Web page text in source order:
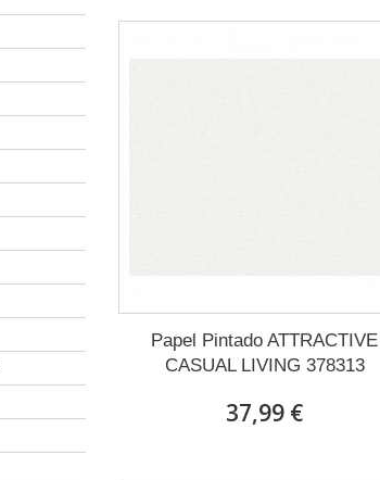
Papel Pintado ATTRACTIVE
CASUAL LIVING 378313
37,99 €